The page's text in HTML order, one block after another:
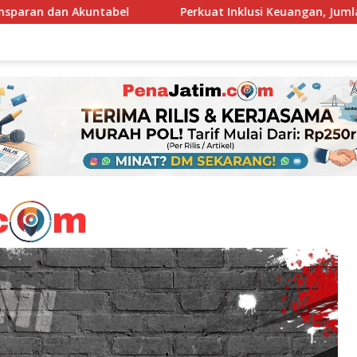
Perkuat Inklusi Keuangan, Jumlah BRILink Agen di Region 13